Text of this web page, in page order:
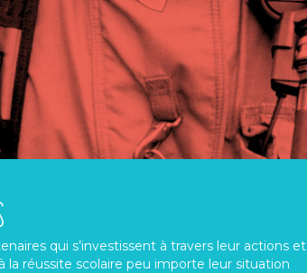
qui s’investissent à travers leur actions et
la réussite scolaire peu importe leur situation